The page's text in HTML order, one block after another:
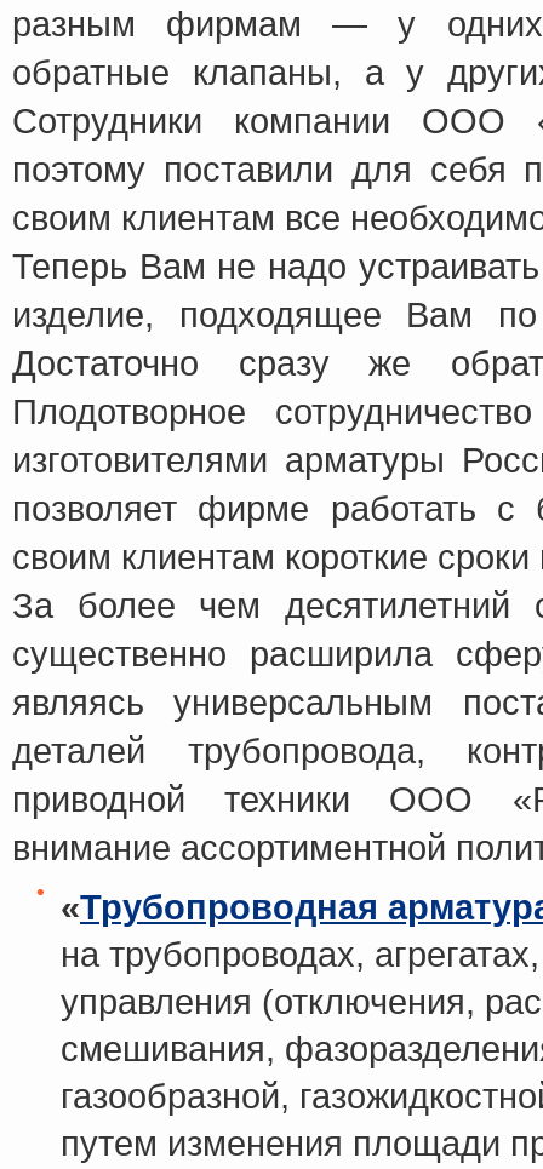
разным фирмам — у одних
обратные клапаны, а у
Сотрудники компании ООО
поэтому поставили для себя
своим клиентам все
Теперь Вам не надо
изделие, подходящее Вам
Достаточно сразу же
Плодотворное
изготовителями арматуры
позволяет фирме работать с
своим клиентам короткие
За более чем десятилетний
существенно расширила
являясь универсальным
деталей трубопровода,
приводной техники ООО
внимание ассортиментной
«Трубопроводная
на трубопроводах,
управления (отключения,
смешивания,
газообразной,
путем изменения площади